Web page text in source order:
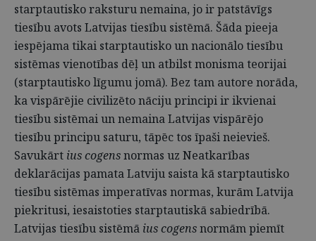
starptautisko raksturu nemaina, jo ir patstāvīgs
tiesību avots Latvijas tiesību sistēmā. Šāda pieeja
iespējama tikai starptautisko un nacionālo tiesību
sistēmas vienotības dēļ un atbilst monisma teorijai
(starptautisko līgumu jomā). Bez tam autore norāda,
ka vispārējie civilizēto nāciju principi ir ikvienai
tiesību sistēmai un nemaina Latvijas vispārējo
tiesību principu saturu, tāpēc tos īpaši neievieš.
Savukārt ius cogensnormas uz Neatkarības
deklarācijas pamata Latviju saista kā starptautisko
tiesību sistēmas imperatīvas normas, kurām Latvija
piekritusi, iesaistoties starptautiskā sabiedrībā.
Latvijas tiesību sistēmā ius cogensnormām piemīt